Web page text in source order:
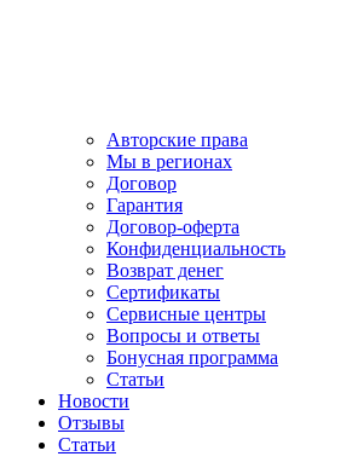
Авторские права
Мы в регионах
Договор
Гарантия
Договор-оферта
Конфиденциальность
Возврат денег
Сертификаты
Сервисные центры
Вопросы и ответы
Бонусная программа
Статьи
Новости
Отзывы
Статьи